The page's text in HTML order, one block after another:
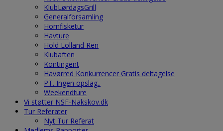
KlubLørdagsGrill
Generalforsamling
Hornfisketur
Havture
Hold Lolland Ren
Klubaften
Kontingent
Havørred Konkurrencer Gratis deltagelse
PT. Ingen opslag..
Weekendture
Vi støtter NSF-Nakskov.dk
Tur Referater
Nyt Tur Referat